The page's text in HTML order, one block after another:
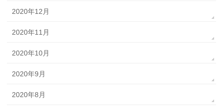
2020年12月
2020年11月
2020年10月
2020年9月
2020年8月